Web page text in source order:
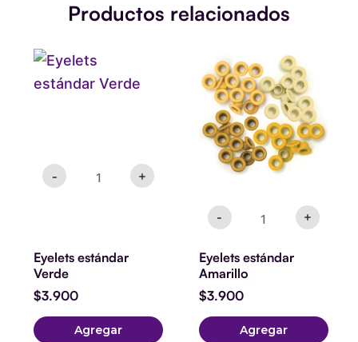
Productos relacionados
-
estándar
Verde
cantidad
+
Eyelets estándar
Verde
$3.900
Agregar
-
estándar
Amarillo
cantidad
+
Eyelets estándar
Amarillo
$3.900
Agregar